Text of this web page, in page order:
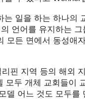
일을 하는 하나의
언어를 유지하는 그
모든 면에서 동성애
핀 지역 등의 해외
모두 개체 교회들이
델 어느 것도 모두를